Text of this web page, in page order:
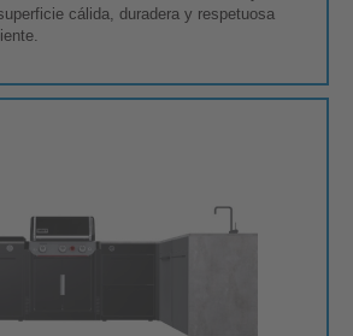
cálida, duradera y respetuosa